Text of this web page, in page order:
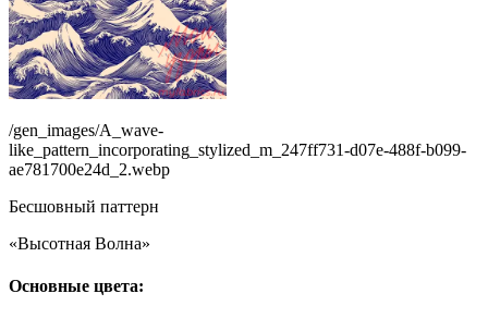
/gen_images/A_wave-
like_pattern_incorporating_stylized_m_247ff731-d07e-488f-b099-
ae781700e24d_2.webp
Бесшовный паттерн
«Высотная Волна»
Основные цвета: